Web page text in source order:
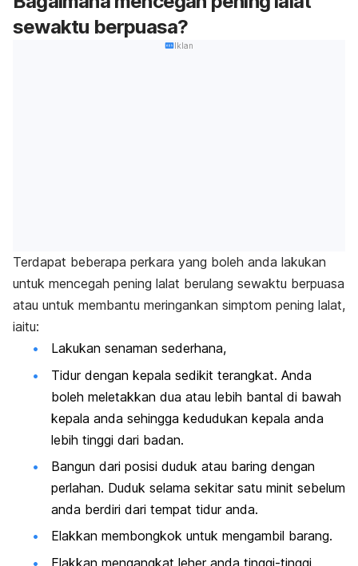
sewaktu berpuasa?
Iklan
Terdapat beberapa perkara yang boleh anda lakukan
untuk mencegah pening lalat berulang sewaktu berpuasa
atau untuk membantu meringankan simptom pening lalat,
iaitu:
Lakukan senaman sederhana,
Tidur dengan kepala sedikit terangkat. Anda
boleh meletakkan dua atau lebih bantal di bawah
kepala anda sehingga kedudukan kepala anda
lebih tinggi dari badan.
Bangun dari posisi duduk atau baring dengan
perlahan. Duduk selama sekitar satu minit sebelum
anda berdiri dari tempat tidur anda.
Elakkan membongkok untuk mengambil barang.
Elakkan mengangkat leher anda tinggi-tinggi,